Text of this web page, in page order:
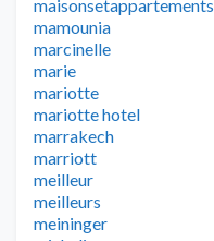
maisonsetappartements
mamounia
marcinelle
marie
mariotte
mariotte hotel
marrakech
marriott
meilleur
meilleurs
meininger